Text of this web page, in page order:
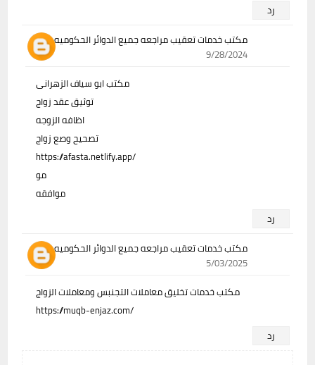
رد
مكتب خدمات تعقيب مراجعه جميع الدوائر الحكوميه
9/28/2024
مكتب ابو سياف الزهرانى
توثيق عقد زواج
اظافه الزوجه
تصحيح وصع زواج
https://afasta.netlify.app/
مو
موافقه
رد
مكتب خدمات تعقيب مراجعه جميع الدوائر الحكوميه
5/03/2025
مكتب خدمات تخليق معاملات التجنبس ومعاملات الزواج
https://muqb-enjaz.com/
رد